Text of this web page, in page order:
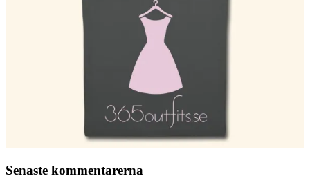
Senaste kommentarerna